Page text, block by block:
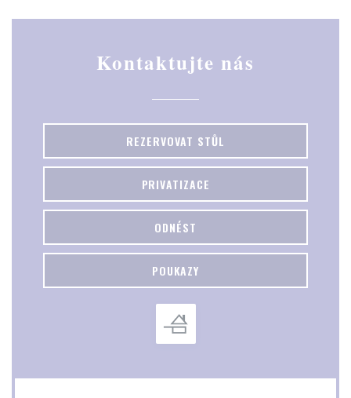
Kontaktujte nás
REZERVOVAT STŮL
PRIVATIZACE
ODNÉST
POUKAZY